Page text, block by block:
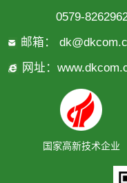
0579-
邮箱：
网址：
国家高新技术企业